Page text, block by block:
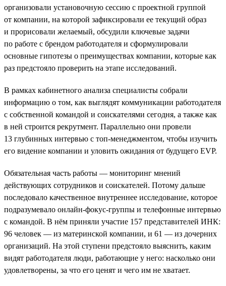
организовали установочную сессию с проектной группой
от компании, на которой зафиксировали ее текущий образ
и прорисовали желаемый, обсудили ключевые задачи
по работе с брендом работодателя и сформулировали
основные гипотезы о преимуществах компании, которые как
раз предстояло проверить на этапе исследований.
В рамках кабинетного анализа специалисты собрали
информацию о том, как выглядят коммуникации работодателя
с собственной командой и соискателями сегодня, а также как
в ней строится рекрутмент. Параллельно они провели
13 глубинных интервью с топ-менеджментом, чтобы изучить
его видение компании и уловить ожидания от будущего EVP.
Обязательная часть работы — мониторинг мнений
действующих сотрудников и соискателей. Потому дальше
последовало качественное внутреннее исследование, которое
подразумевало онлайн-фокус-группы и телефонные интервью
с командой. В нём приняли участие 157 представителей ИНК:
96 человек — из материнской компании, и 61 — из дочерних
организаций. На этой ступени предстояло выяснить, каким
видят работодателя люди, работающие у него: насколько они
удовлетворены, за что его ценят и чего им не хватает.